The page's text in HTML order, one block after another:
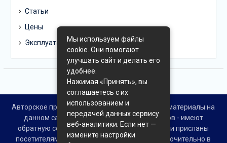
Статьи
Цены
Эксплуатация
Авторское право © Все права защищены. Все материалы на
данном сайте взяты из открытых источников - имеют
обратную ссылку на материал в интернете или присланы
посетителями сайта и предоставляются исключительно в
Мы используем файлы
cookie. Они помогают
улучшать сайт и делать его
удобнее.
Нажимая «Принять», вы
соглашаетесь с их
использованием и
передачей данных сервису
веб-аналитики. Если нет —
измените настройки